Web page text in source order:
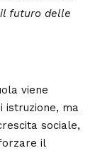
futuro delle
viene
istruzione, ma
sociale,
il